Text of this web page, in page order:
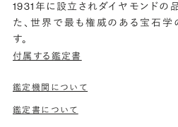
1931年に設立されダイヤモンドの
た、世界で最も権威のある宝石
す。
付属する鑑定書
鑑定機関について
鑑定書について